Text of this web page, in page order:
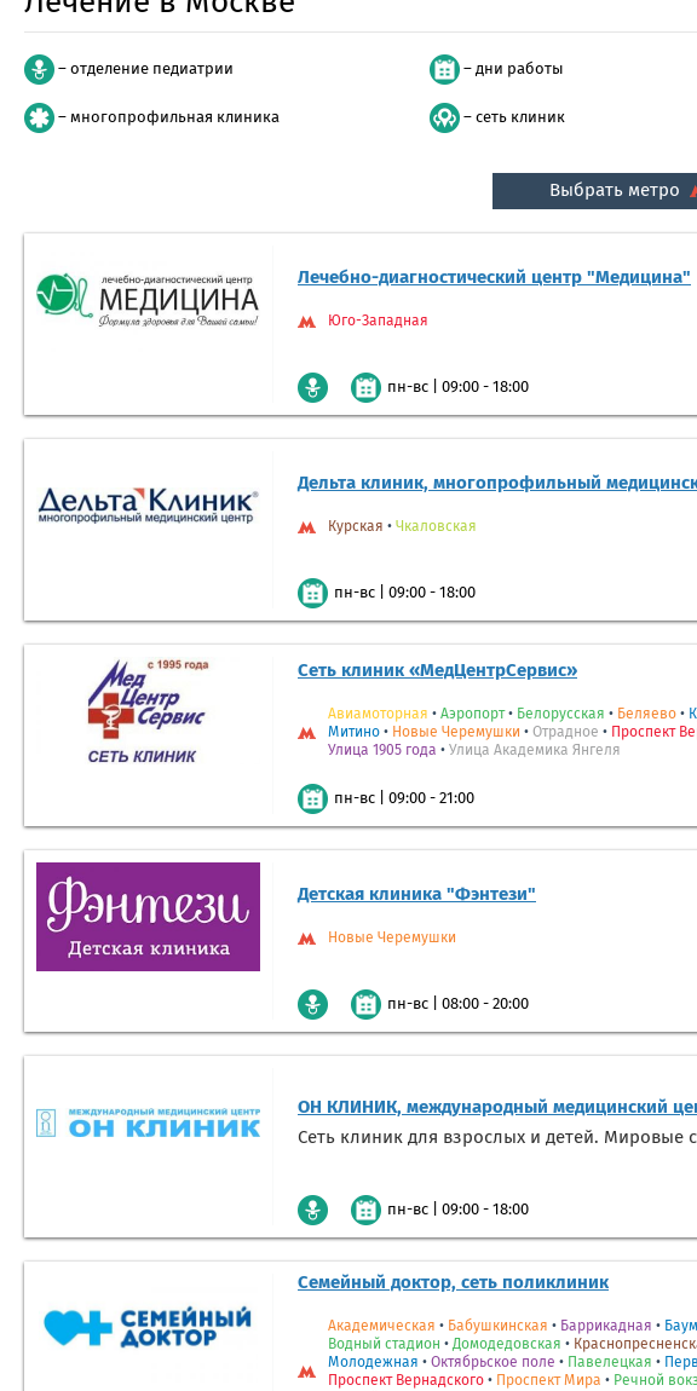
– отделение педиатрии – дни работы
– многопрофильная клиника – сеть клиник
Выбрать метро
Лечебно-диагностический центр "Медицина"
Юго-Западная
пн-вс 09:00 - 18:00
Дельта клиник, многопрофильный
Курская • Чкаловская
пн-вс 09:00 - 18:00
Сеть клиник «МедЦентрСервис»
Авиамоторная • Аэропорт• Белорусская • Беляево •
Митино • Новые Черемушки • Отрадное • Проспект
Улица 1905 года • Улица Академика Янгеля
пн-вс 09:00 - 21:00
Детская клиника "Фэнтези"
Новые Черемушки
пн-вс 08:00 - 20:00
ОН КЛИНИК, международный медицинский
Сеть клиник для взрослых и детей. Мировые
пн-вс 09:00 - 18:00
Семейный доктор, сеть поликлиник
Академическая • Бабушкинская • Баррикадная •
Водный стадион • Домодедовская •
Молодежная • Октябрьское поле • Павелецкая •
Проспект Вернадского • Проспект Мира • Речной